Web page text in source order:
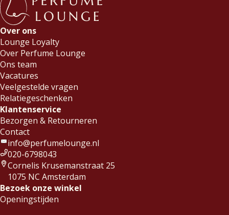
Over ons
Lounge Loyalty
Over Perfume Lounge
Ons team
Vacatures
Veelgestelde vragen
Relatiegeschenken
Klantenservice
Bezorgen & Retourneren
Contact
info@perfumelounge.nl
020-6798043
Cornelis Krusemanstraat 25
1075 NC Amsterdam
Bezoek onze winkel
Openingstijden